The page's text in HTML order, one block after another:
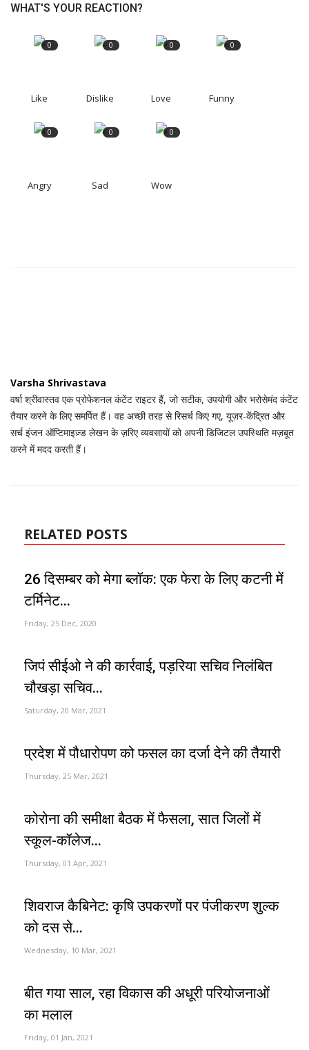
WHAT'S YOUR REACTION?
0
Like
0
Dislike
0
Love
0
Funny
0
Angry
0
Sad
0
Wow
Varsha Shrivastava
वर्षा श्रीवास्तव एक प्रोफेशनल कंटेंट राइटर हैं, जो सटीक, उपयोगी और भरोसेमंद कंटेंट
तैयार करने के लिए समर्पित हैं। वह अच्छी तरह से रिसर्च किए गए, यूज़र-केंद्रित और
सर्च इंजन ऑप्टिमाइज़्ड लेखन के ज़रिए व्यवसायों को अपनी डिजिटल उपस्थिति मज़बूत
करने में मदद करती हैं।
RELATED POSTS
26 दिसम्बर को मेगा ब्लॉक: एक फेरा के लिए कटनी में
टर्मिनेट...
Friday, 25 Dec, 2020
जिपं सीईओ ने की कार्रवाई, पड़रिया सचिव निलंबित
चौखड़ा सचिव...
Saturday, 20 Mar, 2021
प्रदेश में पौधारोपण को फसल का दर्जा देने की तैयारी
Thursday, 25 Mar, 2021
कोरोना की समीक्षा बैठक में फैसला, सात जिलों में
स्कूल-कॉलेज...
Thursday, 01 Apr, 2021
शिवराज कैबिनेट: कृषि उपकरणों पर पंजीकरण शुल्क
को दस से...
Wednesday, 10 Mar, 2021
बीत गया साल, रहा विकास की अधूरी परियोजनाओं
का मलाल
Friday, 01 Jan, 2021